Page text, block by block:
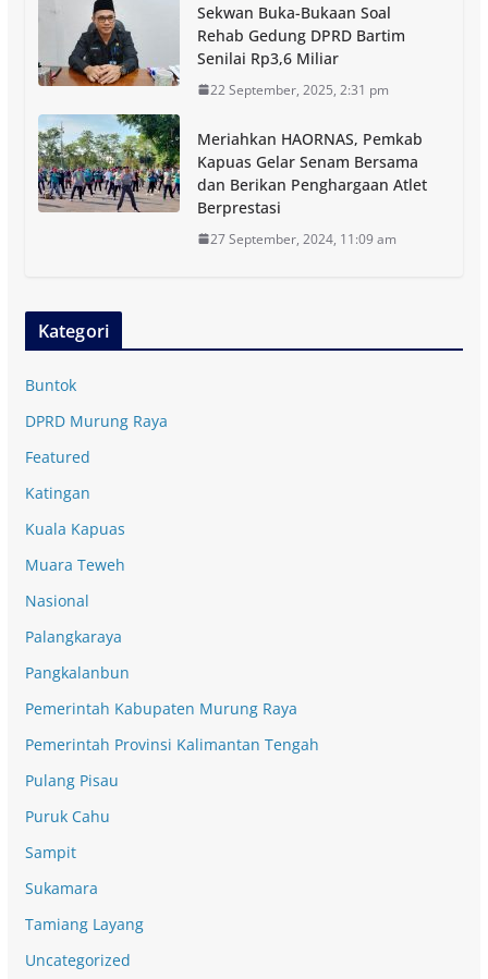
Sekwan Buka-Bukaan Soal
Rehab Gedung DPRD Bartim
Senilai Rp3,6 Miliar
22 September, 2025, 2:31 pm
Meriahkan HAORNAS, Pemkab
Kapuas Gelar Senam Bersama
dan Berikan Penghargaan Atlet
Berprestasi
27 September, 2024, 11:09 am
Kategori
Buntok
DPRD Murung Raya
Featured
Katingan
Kuala Kapuas
Muara Teweh
Nasional
Palangkaraya
Pangkalanbun
Pemerintah Kabupaten Murung Raya
Pemerintah Provinsi Kalimantan Tengah
Pulang Pisau
Puruk Cahu
Sampit
Sukamara
Tamiang Layang
Uncategorized